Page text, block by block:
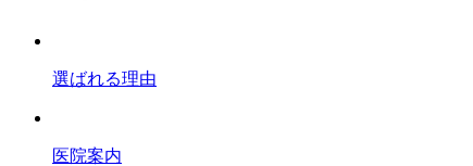
選ばれる理由
医院案内